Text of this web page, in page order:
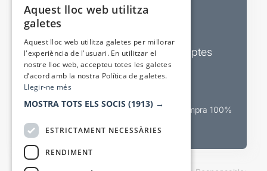
Sortejos exclusius
Butlletins d’actualitat i descomptes
Valora espectacles
Canal oficial de venda teatral Compra 100%
Aquest lloc web utilitza
galetes
Aquest lloc web utilitza galetes per millorar
l'experiència de l'usuari. En utilitzar el
nostre lloc web, accepteu totes les galetes
d’acord amb la nostra Política de galetes.
Llegir-ne més
MOSTRA TOTS ELS SOCIS (1913) →
ESTRICTAMENT NECESSÀRIES
RENDIMENT